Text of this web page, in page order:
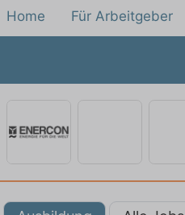
Home Für Arbeitgeber